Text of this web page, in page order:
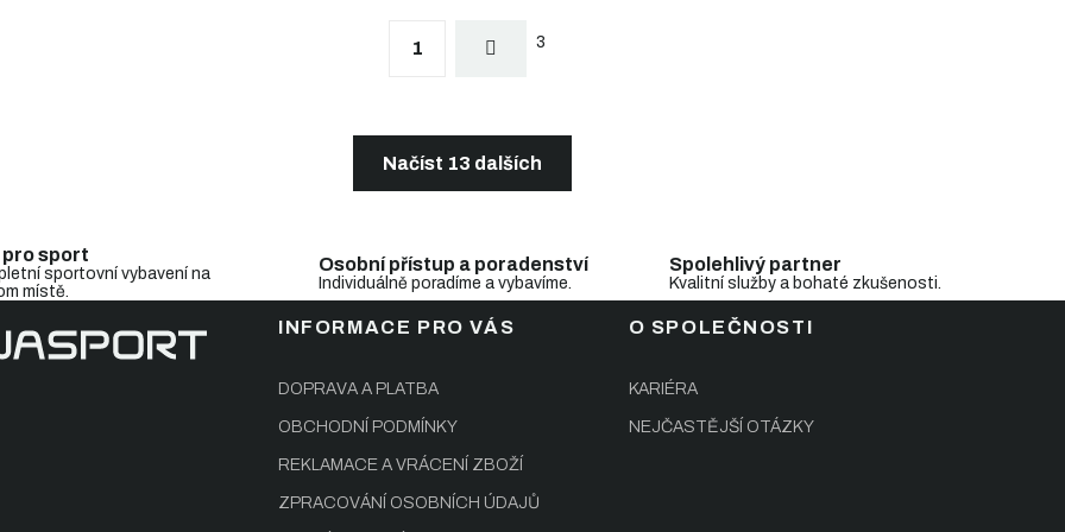
v
l
í
p
r
p
i
s
Načíst 13 dalších
k
v
á
1 3
pro sport
sportovní vybavení na
místě.
Osobní přístup a poradenství
Individuálně poradíme a vybavíme.
Spolehlivý partner
Kvalitní služby a bohaté zkušenosti.
INFORMACE PRO VÁS
DOPRAVA A PLATBA
OBCHODNÍ PODMÍNKY
REKLAMACE A VRÁCENÍ ZBOŽÍ
ZPRACOVÁNÍ OSOBNÍCH ÚDAJŮ
O SPOLEČNOSTI
KARIÉRA
NEJČASTĚJŠÍ OTÁZKY